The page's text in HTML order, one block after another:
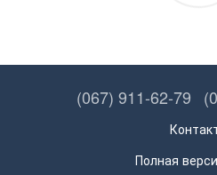
(067) 911-62-79
Полная